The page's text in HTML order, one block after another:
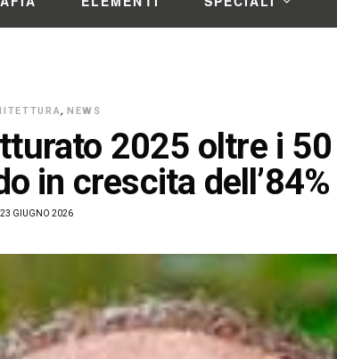
, NEWS
2025 oltre i 50
in crescita dell’84%
23 GIUGNO 2026